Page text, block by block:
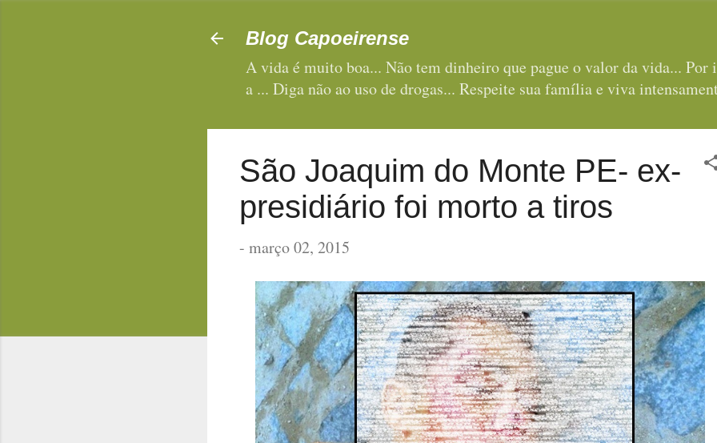
Blog Capoeirense
A vida é muito boa... Não tem dinheiro que pague o valor da vida... Por
a ... Diga não ao uso de drogas... Respeite sua família e viva
São Joaquim do Monte PE- ex-
presidiário foi morto a tiros
- março 02, 2015